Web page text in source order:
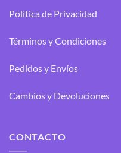
Política de Privacidad
Términos y Condiciones
Pedidos y Envíos
Cambios y Devoluciones
CONTACTO